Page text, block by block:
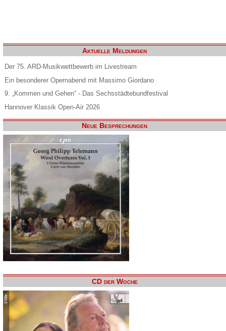
Aktuelle Meldungen
Der 75. ARD-Musikwettbewerb im Livestream
Ein besonderer Opernabend mit Massimo Giordano
9. „Kommen und Gehen“ - Das Sechsstädtebundfestival
Hannover Klassik Open-Air 2026
Neue Besprechungen
CD der Woche